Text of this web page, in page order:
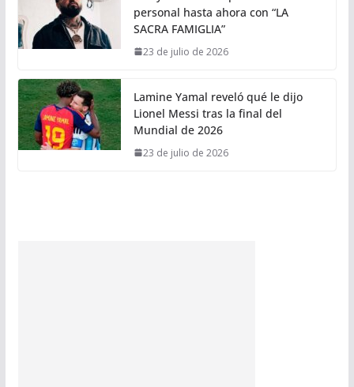
personal hasta ahora con “LA
SACRA FAMIGLIA”
23 de julio de 2026
Lamine Yamal reveló qué le dijo
Lionel Messi tras la final del
Mundial de 2026
23 de julio de 2026